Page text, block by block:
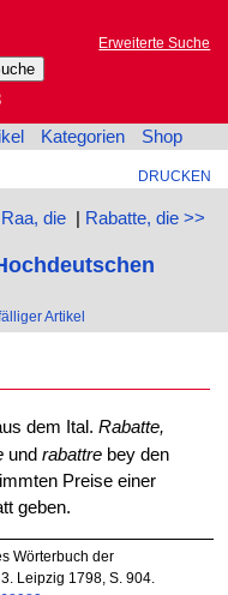
Erweiterte Suche
Kategorien Shop
DRUCKEN
die| Rabatte, die >>
Artikel
dem Ital. Rabatte,
und rabattrebey den
Preise einer
geben.
Wörterbuch der
Leipzig 1798, S. 904.